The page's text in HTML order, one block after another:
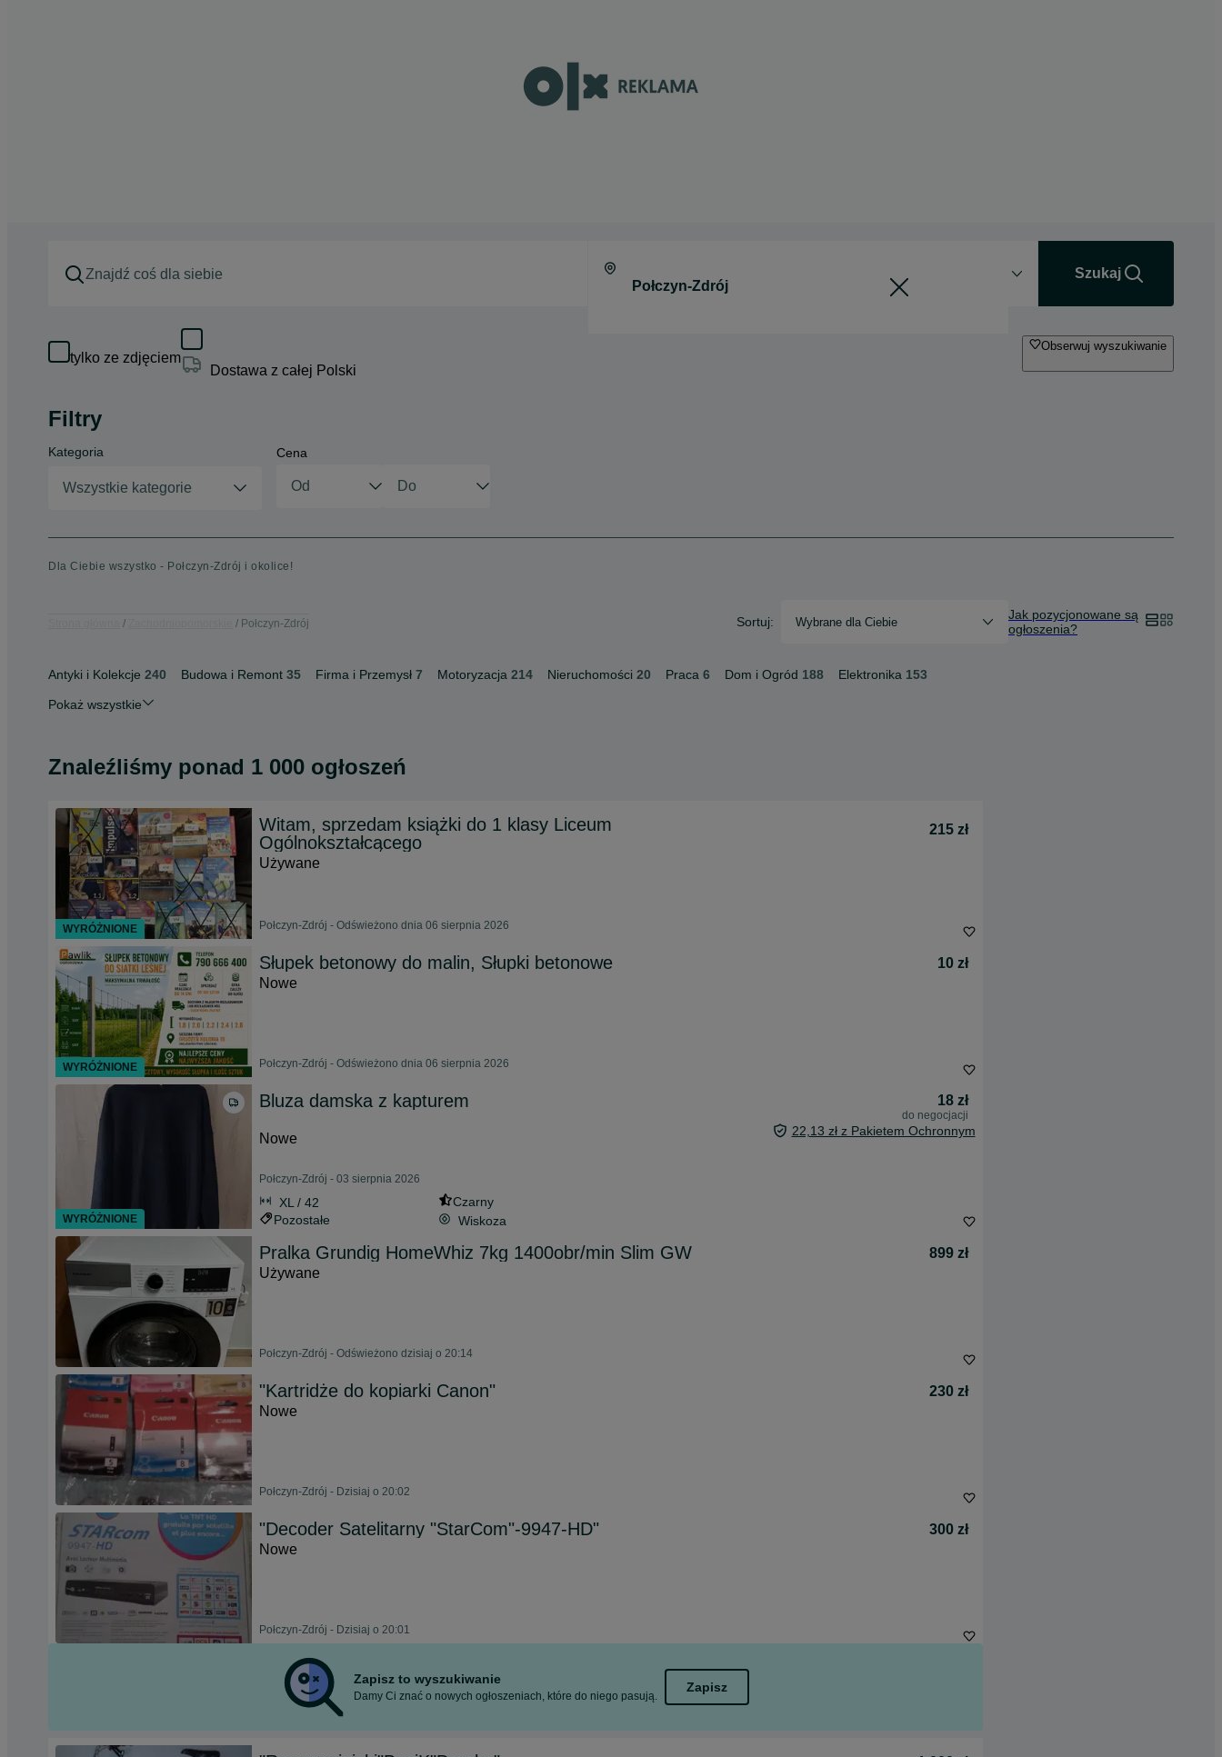
Szukaj
tylko ze zdjęciem
Dostawa z całej Polski
Obserwuj wyszukiwanie
Filtry
Kategoria
Wszystkie kategorie
Cena
Dla Ciebie wszystko - Połczyn-Zdrój i okolice!
Połczyn-Zdrój Sortuj: Wybrane dla Ciebie
Jak pozycjonowane są
ogłoszenia?
Antyki i Kolekcje 240 Budowa i Remont 35 Firma i Przemysł 7 Motoryzacja 214 Nieruchomości 20 Praca 6 Dom i Ogród 188 Elektronika 153
Pokaż wszystkie
Znaleźliśmy ponad 1 000 ogłoszeń
Witam, sprzedam książki do 1 klasy Liceum
Ogólnokształcącego
215 zł
Używane
Połczyn-Zdrój - Odświeżono dnia 06 sierpnia 2026
Słupek betonowy do malin, Słupki betonowe
10 zł
Nowe
Połczyn-Zdrój - Odświeżono dnia 06 sierpnia 2026
Bluza damska z kapturem 18 zł
do negocjacji
Nowe 22,13 zł z Pakietem Ochronnym
Połczyn-Zdrój - 03 sierpnia 2026
XL / 42
Czarny
Pozostałe
Wiskoza
Pralka Grundig HomeWhiz 7kg 1400obr/min Slim GW
899 zł
Używane
Połczyn-Zdrój - Odświeżono dzisiaj o 20:14
"Kartridże do kopiarki Canon"
230 zł
Nowe
Połczyn-Zdrój - Dzisiaj o 20:02
"Decoder Satelitarny "StarCom"-9947-HD"
300 zł
Nowe
Połczyn-Zdrój - Dzisiaj o 20:01
Zapisz to wyszukiwanie
Damy Ci znać o nowych ogłoszeniach, które do niego pasują.
Zapisz
WYRÓŻNIONE
WYRÓŻNIONE
WYRÓŻNIONE